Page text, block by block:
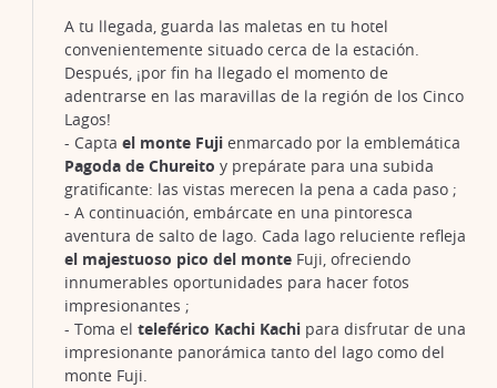
A tu llegada, guarda las maletas en tu hotel
convenientemente situado cerca de la estación.
Después, ¡por fin ha llegado el momento de
adentrarse en las maravillas de la región de los Cinco
Lagos!
- Capta el monte Fuji enmarcado por la emblemática
Pagoda de Chureito y prepárate para una subida
gratificante: las vistas merecen la pena a cada paso ;
- A continuación, embárcate en una pintoresca
aventura de salto de lago. Cada lago reluciente refleja
el majestuoso pico del monte Fuji, ofreciendo
innumerables oportunidades para hacer fotos
impresionantes ;
- Toma el teleférico Kachi Kachi para disfrutar de una
impresionante panorámica tanto del lago como del
monte Fuji.